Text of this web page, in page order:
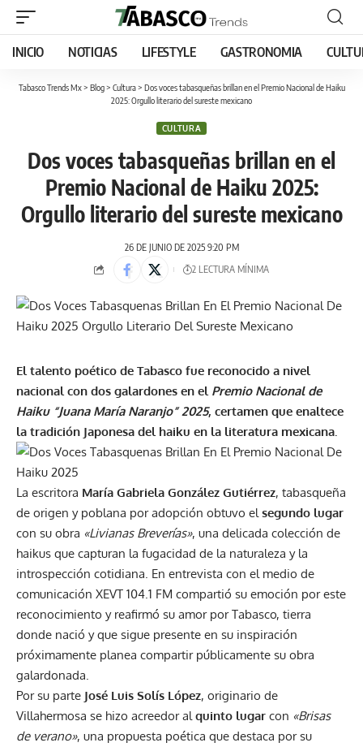
INICIO NOTICIAS LIFESTYLE GASTRONOMIA
Tabasco Trends Mx> Blog> Cultura> Dos voces tabasqueñas brillan en el Premio Nacional de Haiku
2025: Orgullo literario del sureste mexicano
CULTURA
Dos voces tabasqueñas brillan en el
Premio Nacional de Haiku 2025:
Orgullo literario del sureste mexicano
26 DE JUNIO DE 2025 9:20 PM
2 LECTURA MÍNIMA
El talento poético de Tabasco fue reconocido a nivel
nacional con dos galardones en el Premio Nacional de
Haiku “Juana María Naranjo” 2025, certamen que enaltece
la tradición Japonesa del haiku en la literatura mexicana.
La escritora María Gabriela González Gutiérrez, tabasqueña
de origen y poblana por adopción obtuvo elsegundo lugar
con su obra «Livianas Breverías», una delicada colección de
haikus que capturan la fugacidad de la naturaleza y la
introspección cotidiana. En entrevista con el medio de
comunicación XEVT 104.1 FM compartió su emoción por este
reconocimiento y reafirmó su amor por Tabasco, tierra
donde nació y que sigue presente en su inspiración
próximamente planea compartir públicamente su obra
galardonada.
Por su parte José Luis Solís López, originario de
Villahermosa se hizo acreedor alquinto lugar con «Brisas
de verano», una propuesta poética que destaca por su